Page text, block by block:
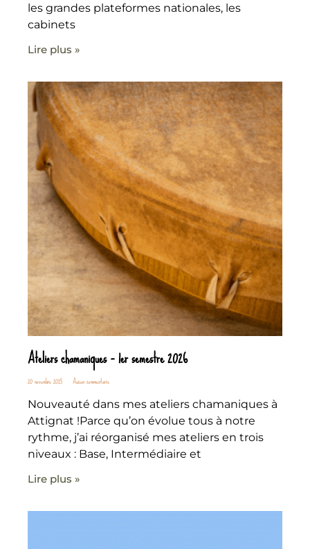
les grandes plateformes nationales, les
cabinets
Lire plus »
Ateliers chamaniques – 1er semestre 2026
20 novembre 2025 Aucun commentaire
Nouveauté dans mes ateliers chamaniques à
Attignat !Parce qu’on évolue tous à notre
rythme, j’ai réorganisé mes ateliers en trois
niveaux : Base, Intermédiaire et
Lire plus »